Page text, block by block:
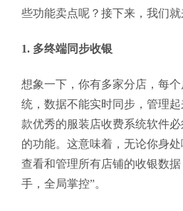
些功能卖点呢？接下来，我们就
1. 多终端同步收银
想象一下，你有多家分店，每
统，数据不能实时同步，管理
款优秀的服装店收费系统软件
的功能。这意味着，无论你身
查看和管理所有店铺的收银数
手，全局掌控”。